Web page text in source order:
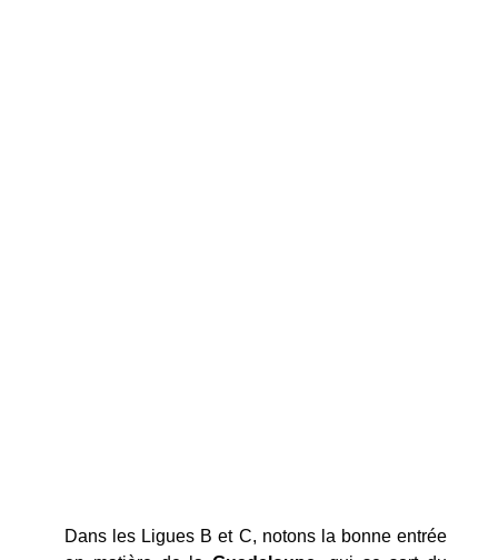
Dans les Ligues B et C, notons la bonne entrée